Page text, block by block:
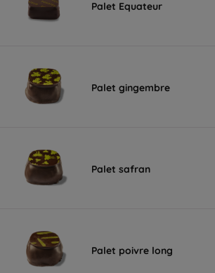
Palet Equateur
Palet gingembre
Palet safran
Palet poivre long